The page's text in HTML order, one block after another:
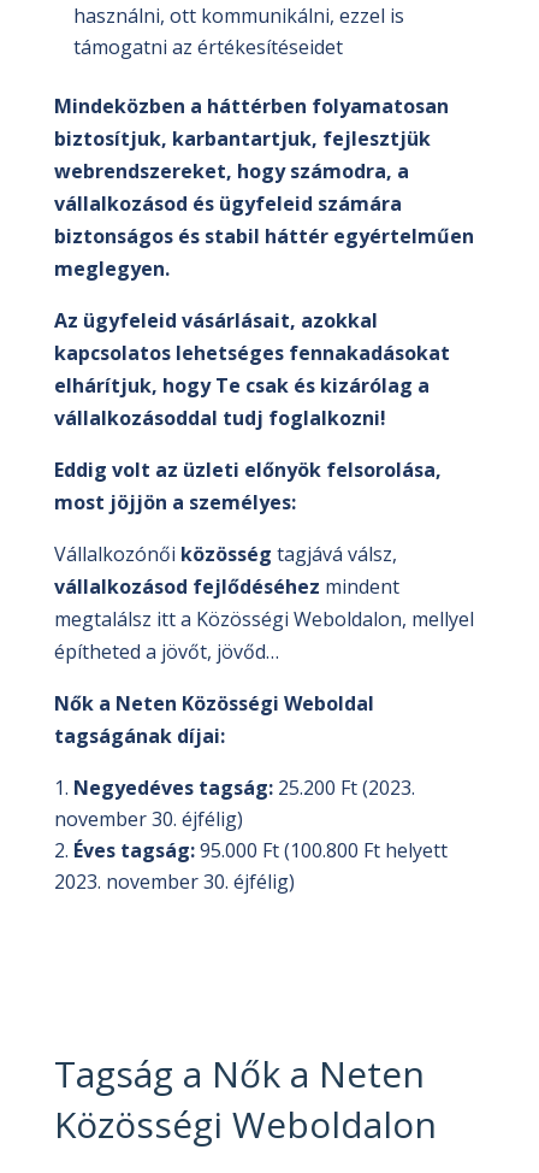
használni, ott kommunikálni, ezzel is
támogatni az értékesítéseidet
Mindeközben a háttérben folyamatosan
biztosítjuk, karbantartjuk, fejlesztjük
webrendszereket, hogy számodra, a
vállalkozásod és ügyfeleid számára
biztonságos és stabil háttér egyértelműen
meglegyen.
Az ügyfeleid vásárlásait, azokkal
kapcsolatos lehetséges fennakadásokat
elhárítjuk, hogy Te csak és kizárólag a
vállalkozásoddal tudj foglalkozni!
Eddig volt az üzleti előnyök felsorolása,
most jöjjön a személyes:
Vállalkozónői közösség tagjává válsz,
vállalkozásod fejlődéséhez mindent
megtalálsz itt a Közösségi Weboldalon, mellyel
építheted a jövőt, jövőd…
Nők a Neten Közösségi Weboldal
tagságának díjai:
Negyedéves tagság:25.200 Ft (2023.
november 30. éjfélig)
Éves tagság:95.000 Ft (100.800 Ft helyett
2023. november 30. éjfélig)
Tagság a Nők a Neten
Közösségi Weboldalon